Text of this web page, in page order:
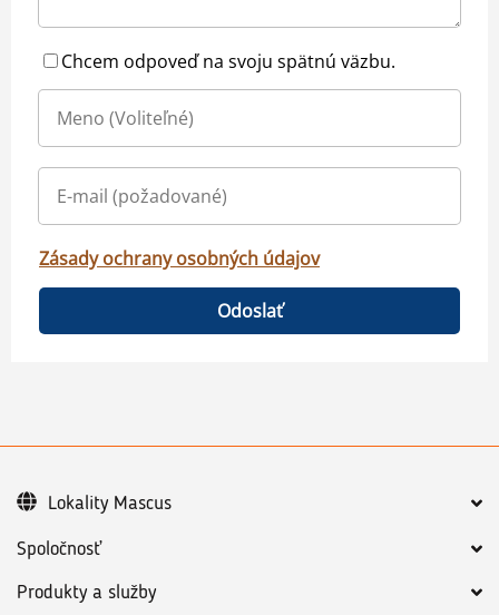
Chcem odpoveď na svoju spätnú väzbu.
Zásady ochrany osobných údajov
Odoslať
Spoločnosť
Produkty a služby
Lokality Mascus